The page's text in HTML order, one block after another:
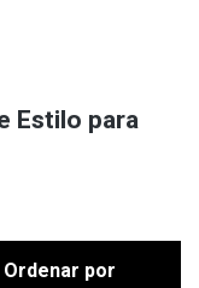
Estilo para
Ordenar por